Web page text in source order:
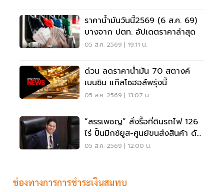
ราคาน้ำมันวันนี้2569 (6 ส.ค. 69)
บางจาก ปตท. อัปเดตราคาล่าสุด
05 ส.ค. 2569 | 19:11 น.
ด่วน ลดราคาน้ำมัน 70 สตางค์
เบนซิน แก๊สโซฮอล์พรุ่งนี้
05 ส.ค. 2569 | 13:07 น.
“สรรเพชญ” สั่งรื้อที่ดินรถไฟ 126
ไร่ ปั้นมิกซ์ยูส-ศูนย์ขนส่งสินค้า ดัน
เศรษฐกิจเมืองกาญจนบุรี
05 ส.ค. 2569 | 12:00 น.
ช่องทางการการชำระเงินสมทบ